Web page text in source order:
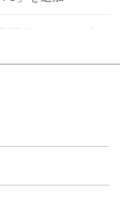
型円建てステーブル